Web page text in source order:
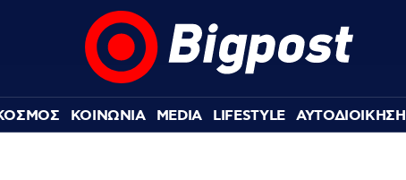
ΚΟΙΝΩΝΙΑ MEDIA LIFESTYLE ΑΥΤΟΔΙΟΙΚΗΣΗ